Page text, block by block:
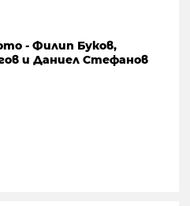
- Филип Буков,
и Даниел Стефанов